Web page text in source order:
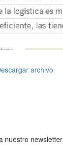
archivo
nuestro newsletter